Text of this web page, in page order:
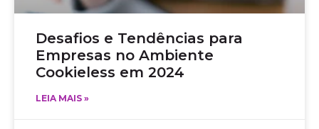
Desafios e Tendências para
Empresas no Ambiente
Cookieless em 2024
LEIA MAIS »